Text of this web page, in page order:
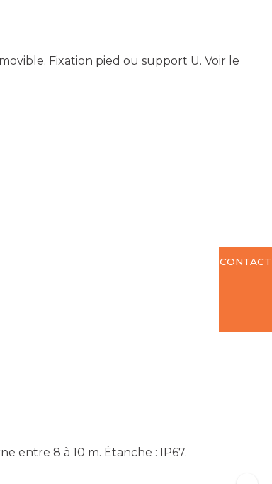
Fixation pied ou support U. Voir le
entre 8 à 10 m. Étanche : IP67.
CONTACT